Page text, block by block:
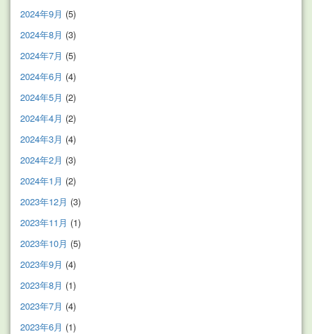
2024年9月 (5)
2024年8月 (3)
2024年7月 (5)
2024年6月 (4)
2024年5月 (2)
2024年4月 (2)
2024年3月 (4)
2024年2月 (3)
2024年1月 (2)
2023年12月 (3)
2023年11月 (1)
2023年10月 (5)
2023年9月 (4)
2023年8月 (1)
2023年7月 (4)
2023年6月 (1)